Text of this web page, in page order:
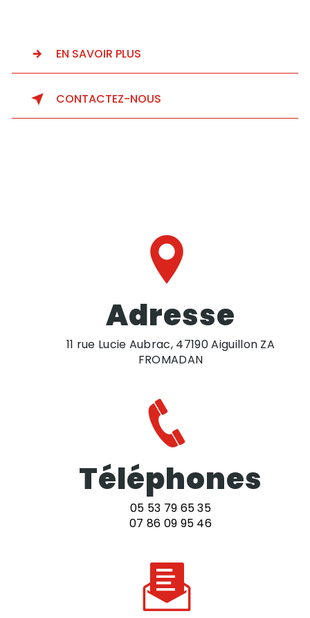
EN SAVOIR PLUS
CONTACTEZ-NOUS
Adresse
11 rue Lucie Aubrac, 47190 Aiguillon ZA
FROMADAN
Téléphones
05 53 79 65 35
07 86 09 95 46